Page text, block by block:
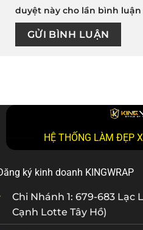
duyệt này cho lần bình
HỆ THỐNG LÀM ĐẸP
ký kinh doanh KINGWRAP
Chi Nhánh 1: 679-683 Lạc
Cạnh Lotte Tây Hồ)